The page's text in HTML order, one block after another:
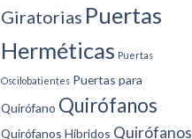
Giratorias Puertas
Herméticas Puertas
Oscilobatientes Puertas para
Quirófano Quirófanos
Quirófanos Híbridos Quirófanos